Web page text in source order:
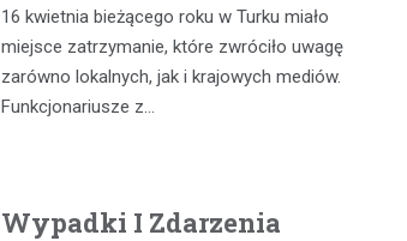
16 kwietnia bieżącego roku w Turku miało
miejsce zatrzymanie, które zwróciło uwagę
zarówno lokalnych, jak i krajowych mediów.
Funkcjonariusze z…
Wypadki I Zdarzenia